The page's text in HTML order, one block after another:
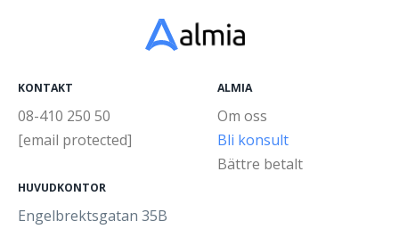
Läkare
KONTAKT
08-410 250 50
[email protected]
HUVUDKONTOR
Engelbrektsgatan 35B
ALMIA
Om oss
Bli konsult
Bättre betalt